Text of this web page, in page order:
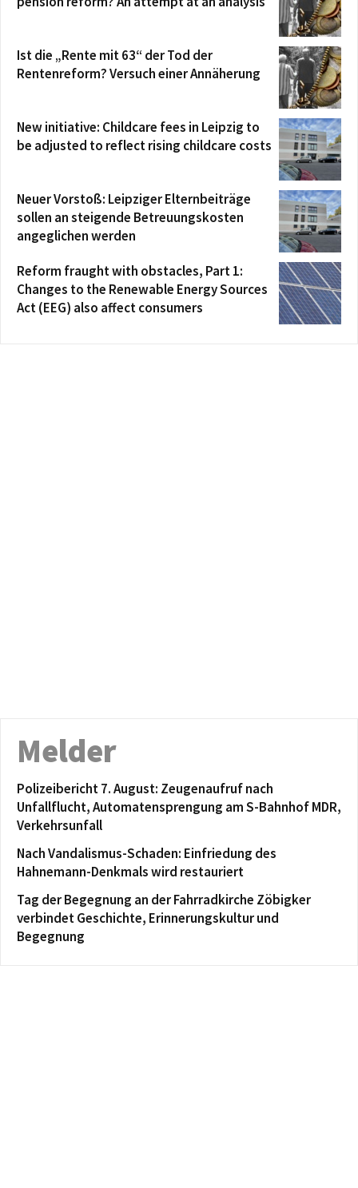
Ist die „Rente mit 63“ der Tod der
Rentenreform? Versuch einer Annäherung
New initiative: Childcare fees in Leipzig to
be adjusted to reflect rising childcare costs
Neuer Vorstoß: Leipziger Elternbeiträge
sollen an steigende Betreuungskosten
angeglichen werden
Reform fraught with obstacles, Part 1:
Changes to the Renewable Energy Sources
Act (EEG) also affect consumers
Melder
Polizeibericht 7. August: Zeugenaufruf nach
Unfallflucht, Automatensprengung am S-Bahnhof MDR,
Verkehrsunfall
Nach Vandalismus-Schaden: Einfriedung des
Hahnemann-Denkmals wird restauriert
Tag der Begegnung an der Fahrradkirche Zöbigker
verbindet Geschichte, Erinnerungskultur und
Begegnung